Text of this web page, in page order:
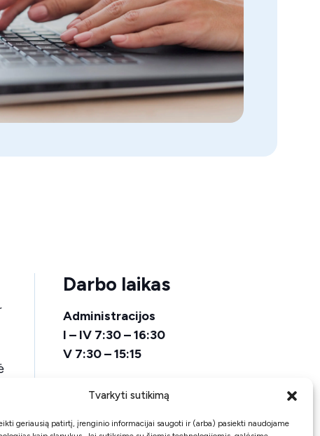
Tvarkyti sutikimą
geriausią patirtį, įrenginio informacijai saugoti ir (arba) pasiekti naudojame
Darbo laikas
Administracijos
I – IV 7:30 – 16:30
V 7:30 – 15:15
12:00 – 12:45
Avarinės tarnybos